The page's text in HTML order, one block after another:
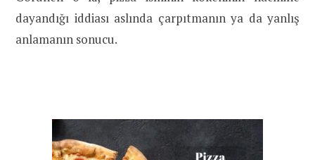
dayandığı iddiası aslında çarpıtmanın ya da yanlış
anlamanın sonucu.